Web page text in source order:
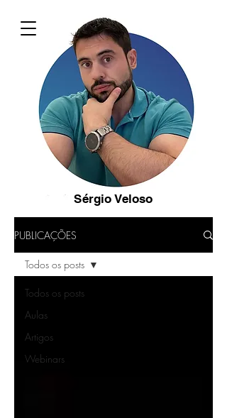
Sérgio Veloso
PUBLICAÇÕES
Todos os posts
Aulas
Artigos
Webinars
Todos os posts